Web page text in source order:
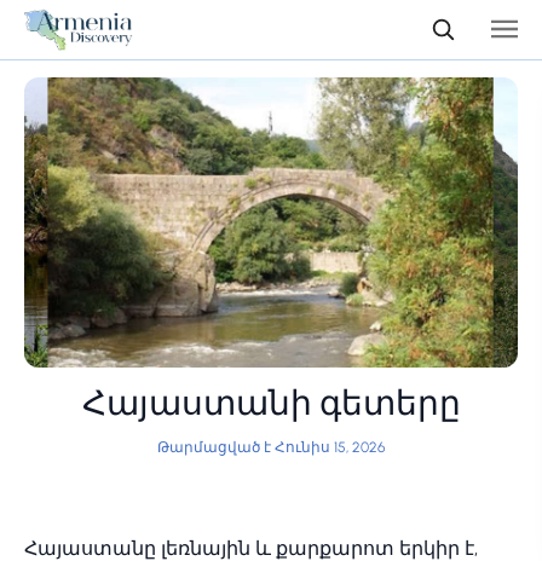
Հայաստանի գետերը
Թարմացված է Հունիս 15, 2026
Հայաստանը լեռնային և քարքարոտ երկիր է,